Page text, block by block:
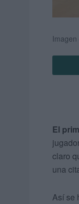
El
claro
una
Así se